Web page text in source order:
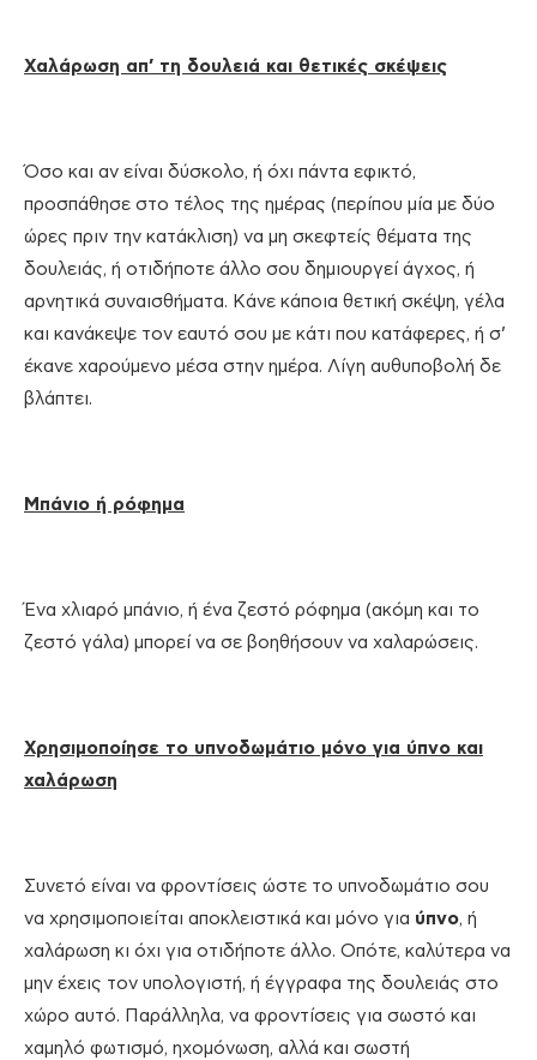
Χαλάρωση απ’ τη δουλειά και θετικές σκέψεις
Όσο και αν είναι δύσκολο, ή όχι πάντα εφικτό,
προσπάθησε στο τέλος της ημέρας (περίπου μία με δύο
ώρες πριν την κατάκλιση) να μη σκεφτείς θέματα της
δουλειάς, ή οτιδήποτε άλλο σου δημιουργεί άγχος, ή
αρνητικά συναισθήματα. Κάνε κάποια θετική σκέψη, γέλα
και κανάκεψε τον εαυτό σου με κάτι που κατάφερες, ή σ’
έκανε χαρούμενο μέσα στην ημέρα. Λίγη αυθυποβολή δε
βλάπτει.
Μπάνιο ή ρόφημα
Ένα χλιαρό μπάνιο, ή ένα ζεστό ρόφημα (ακόμη και το
ζεστό γάλα) μπορεί να σε βοηθήσουν να χαλαρώσεις.
Χρησιμοποίησε το υπνοδωμάτιο μόνο για ύπνο και
χαλάρωση
Συνετό είναι να φροντίσεις ώστε το υπνοδωμάτιο σου
να χρησιμοποιείται αποκλειστικά και μόνο για ύπνο, ή
χαλάρωση κι όχι για οτιδήποτε άλλο. Οπότε, καλύτερα να
μην έχεις τον υπολογιστή, ή έγγραφα της δουλειάς στο
χώρο αυτό. Παράλληλα, να φροντίσεις για σωστό και
χαμηλό φωτισμό, ηχομόνωση, αλλά και σωστή